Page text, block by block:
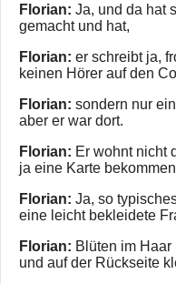
Florian: Ja, und da hat
gemacht und hat,
Florian: er schreibt ja,
keinen Hörer auf den
Florian: sondern nur
aber er war dort.
Florian: Er wohnt nicht
ja eine Karte
Florian: Ja, so
eine leicht bekleidete
Florian: Blüten im
und auf der Rückseite